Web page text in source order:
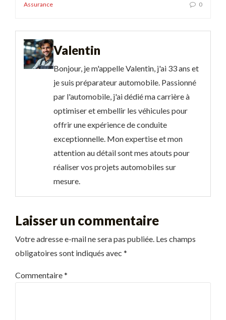
Assurance 0
Valentin
Bonjour, je m'appelle Valentin, j'ai 33 ans et
je suis préparateur automobile. Passionné
par l'automobile, j'ai dédié ma carrière à
optimiser et embellir les véhicules pour
offrir une expérience de conduite
exceptionnelle. Mon expertise et mon
attention au détail sont mes atouts pour
réaliser vos projets automobiles sur
mesure.
Laisser un commentaire
Votre adresse e-mail ne sera pas publiée. Les champs
obligatoires sont indiqués avec *
Commentaire*